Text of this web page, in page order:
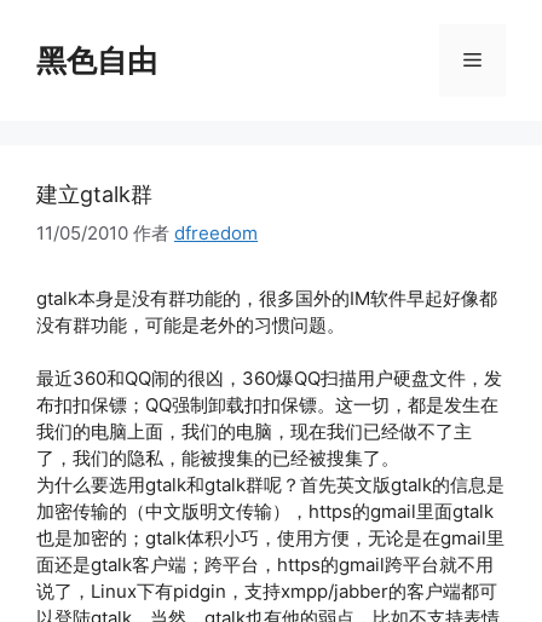
黑色自由 菜
建立gtalk群
11/05/2010 作者 dfreedom
gtalk本身是没有群功能的，很多国外的IM软件早起好像都
没有群功能，可能是老外的习惯问题。
最近360和QQ闹的很凶，360爆QQ扫描用户硬盘文件，发
布扣扣保镖；QQ强制卸载扣扣保镖。这一切，都是发生在
我们的电脑上面，我们的电脑，现在我们已经做不了主
了，我们的隐私，能被搜集的已经被搜集了。
为什么要选用gtalk和gtalk群呢？首先英文版gtalk的信息是
加密传输的（中文版明文传输），https的gmail里面gtalk
也是加密的；gtalk体积小巧，使用方便，无论是在gmail里
面还是gtalk客户端；跨平台，https的gmail跨平台就不用
说了，Linux下有pidgin，支持xmpp/jabber的客户端都可